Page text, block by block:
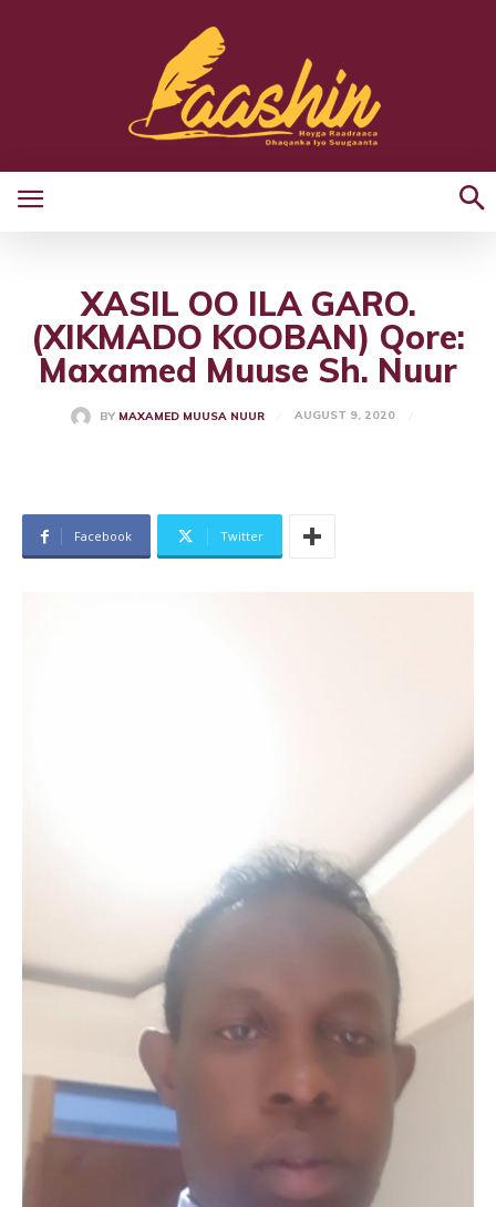
XASIL OO ILA GARO.
(XIKMADO KOOBAN) Qore:
Maxamed Muuse Sh. Nuur
BY MAXAMED MUUSA NUUR AUGUST 9, 2020
Facebook Twitter